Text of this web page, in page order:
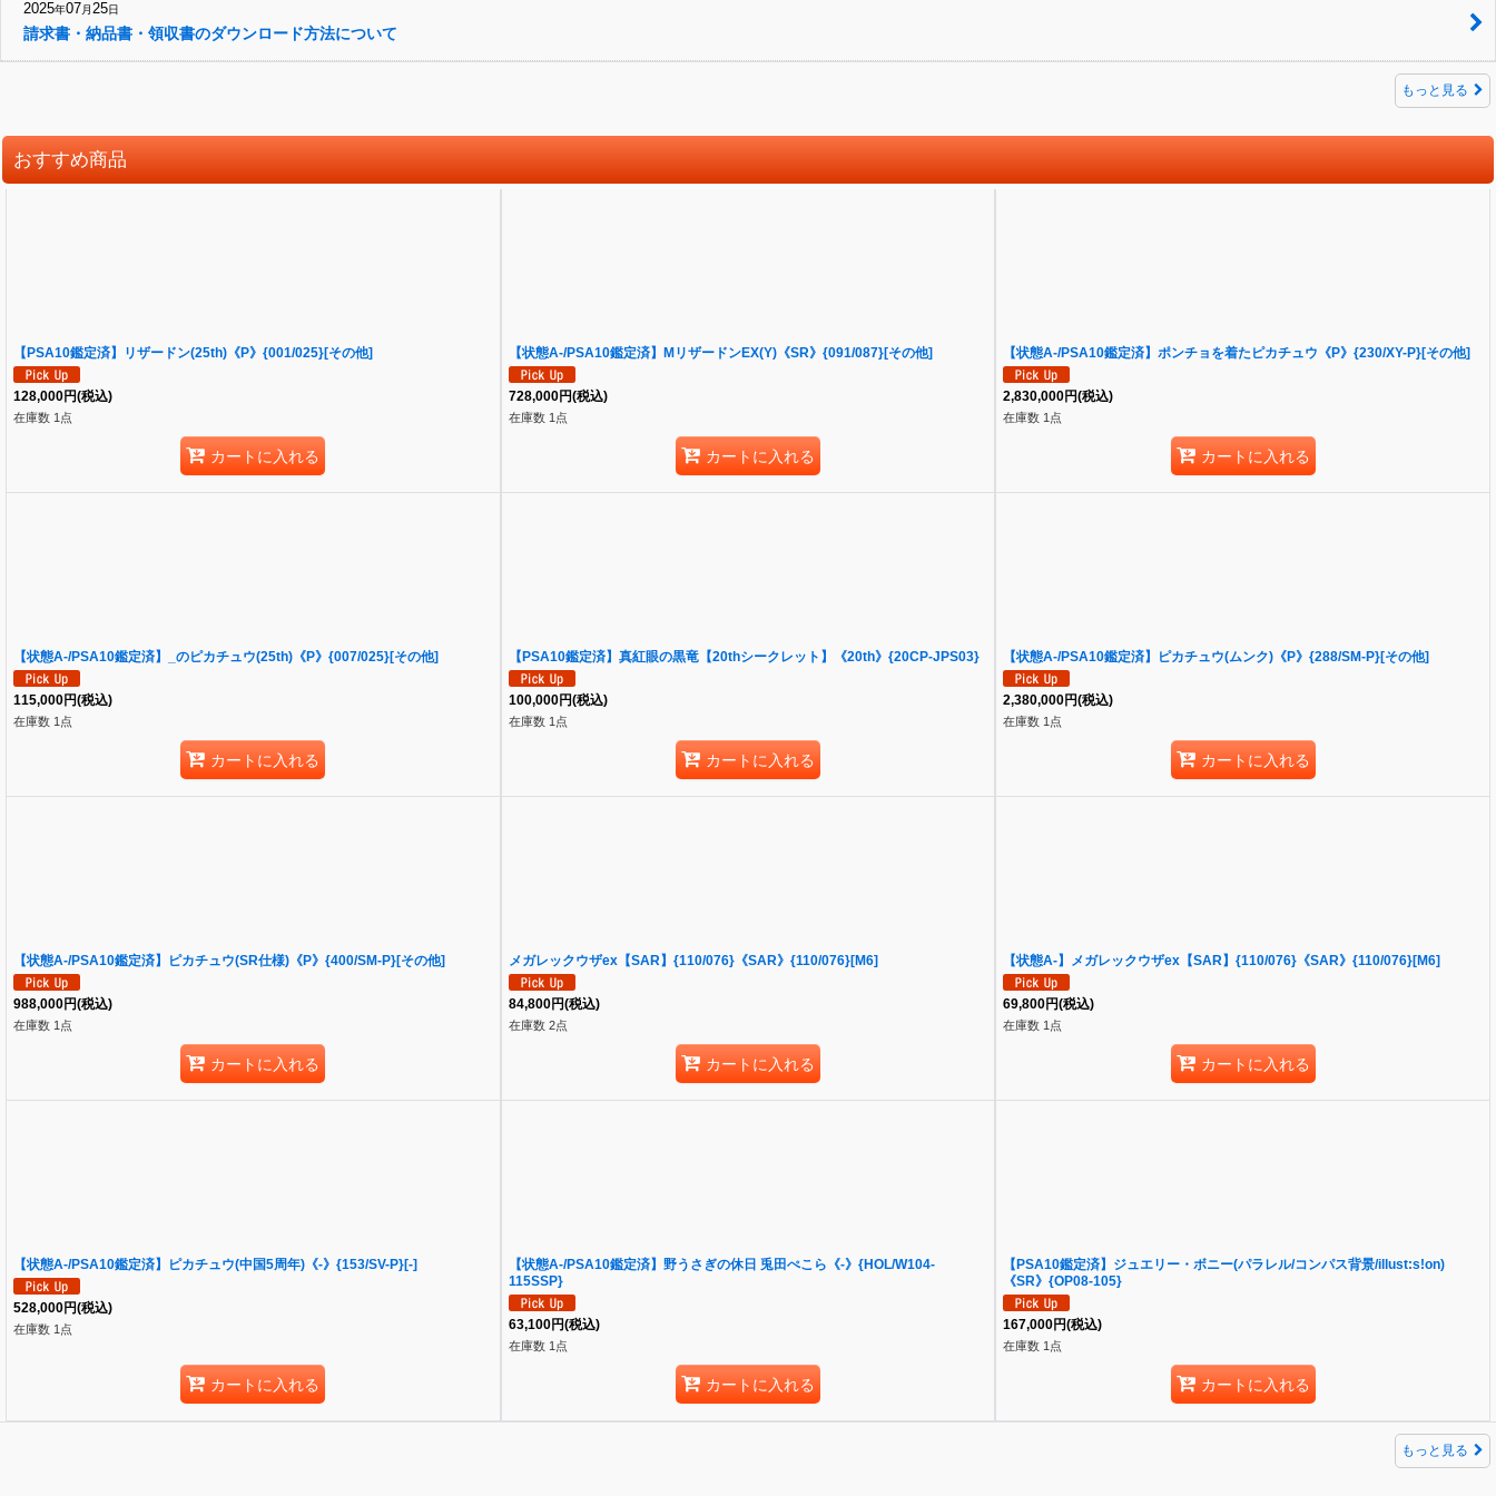
2025年07月 25日
請求書・納品書・領収書のダウンロード方法について
もっと見る
おすすめ商品
【PSA10鑑定済】リザードン(25th)《P》{001/025}[その他]
128,000円(税込)
在庫数 1点
カートに入れる
【状態A-/PSA10鑑定済】MリザードンEX(Y)《SR》{091/087}[その他]
728,000円(税込)
在庫数 1点
カートに入れる
【状態A-/PSA10鑑定済】ポンチョを着たピカチュウ《P》{230/XY-P}[その他]
2,830,000円(税込)
在庫数 1点
カートに入れる
【状態A-/PSA10鑑定済】_のピカチュウ(25th)《P》{007/025}[その他]
115,000円(税込)
在庫数 1点
カートに入れる
【PSA10鑑定済】真紅眼の黒竜【20thシークレット】《20th》{20CP-JPS03}
100,000円(税込)
在庫数 1点
カートに入れる
【状態A-/PSA10鑑定済】ピカチュウ(ムンク)《P》{288/SM-P}[その他]
2,380,000円(税込)
在庫数 1点
カートに入れる
【状態A-/PSA10鑑定済】ピカチュウ(SR仕様)《P》{400/SM-P}[その他]
988,000円(税込)
在庫数 1点
カートに入れる
メガレックウザex【SAR】{110/076}《SAR》{110/076}[M6]
84,800円(税込)
在庫数 2点
カートに入れる
【状態A-】メガレックウザex【SAR】{110/076}《SAR》{110/076}[M6]
69,800円(税込)
在庫数 1点
カートに入れる
【状態A-/PSA10鑑定済】ピカチュウ(中国5周年)《-》{153/SV-P}[-]
528,000円(税込)
在庫数 1点
カートに入れる
【状態A-/PSA10鑑定済】野うさぎの休日 兎田ぺこら《-》{HOL/W104-
115SSP}
63,100円(税込)
在庫数 1点
カートに入れる
【PSA10鑑定済】ジュエリー・ボニー(パラレル/コンパス背景/illust:s!on)
《SR》{OP08-105}
167,000円(税込)
在庫数 1点
カートに入れる
もっと見る